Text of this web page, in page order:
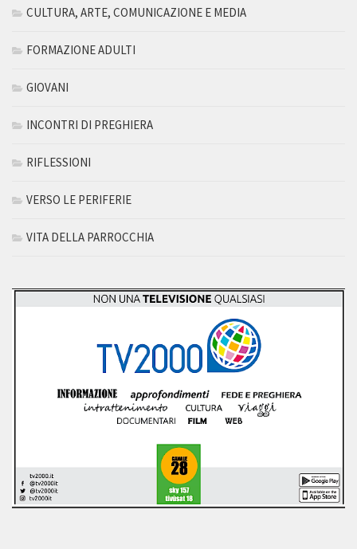
CULTURA, ARTE, COMUNICAZIONE E MEDIA
FORMAZIONE ADULTI
GIOVANI
INCONTRI DI PREGHIERA
RIFLESSIONI
VERSO LE PERIFERIE
VITA DELLA PARROCCHIA